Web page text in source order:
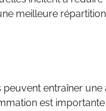
meilleure
peuvent entraîner
est